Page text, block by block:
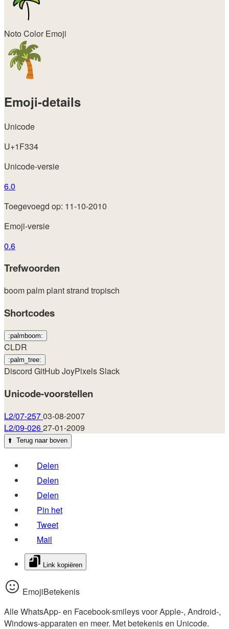
Noto Color Emoji
Emoji-details
Unicode
U+1F334
Unicode-versie
6.0
Toegevoegd op: 11-10-2010
Emoji-versie
0.6
Trefwoorden
boom palm plantstrand tropisch
Shortcodes
:palmboom:
CLDR
:palm_tree:
Discord GitHubJoyPixelsSlack
Unicode-voorstellen
L2/07-25703-08-2007
L2/09-02627-01-2009
⬆️ Terug naar boven
Delen
Delen
Delen
Pin het
Tweet
Mail
Link kopiëren
EmojiBetekenis
Alle WhatsApp- en Facebook-smileys voor Apple-, Android-,
Windows-apparaten en meer. Met betekenis en Unicode.